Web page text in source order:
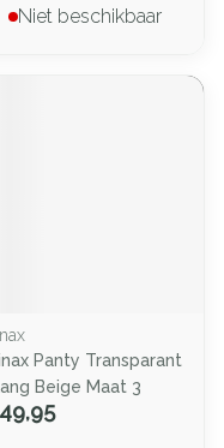
Niet beschikbaar
Panty Transparant
Beige Maat 3